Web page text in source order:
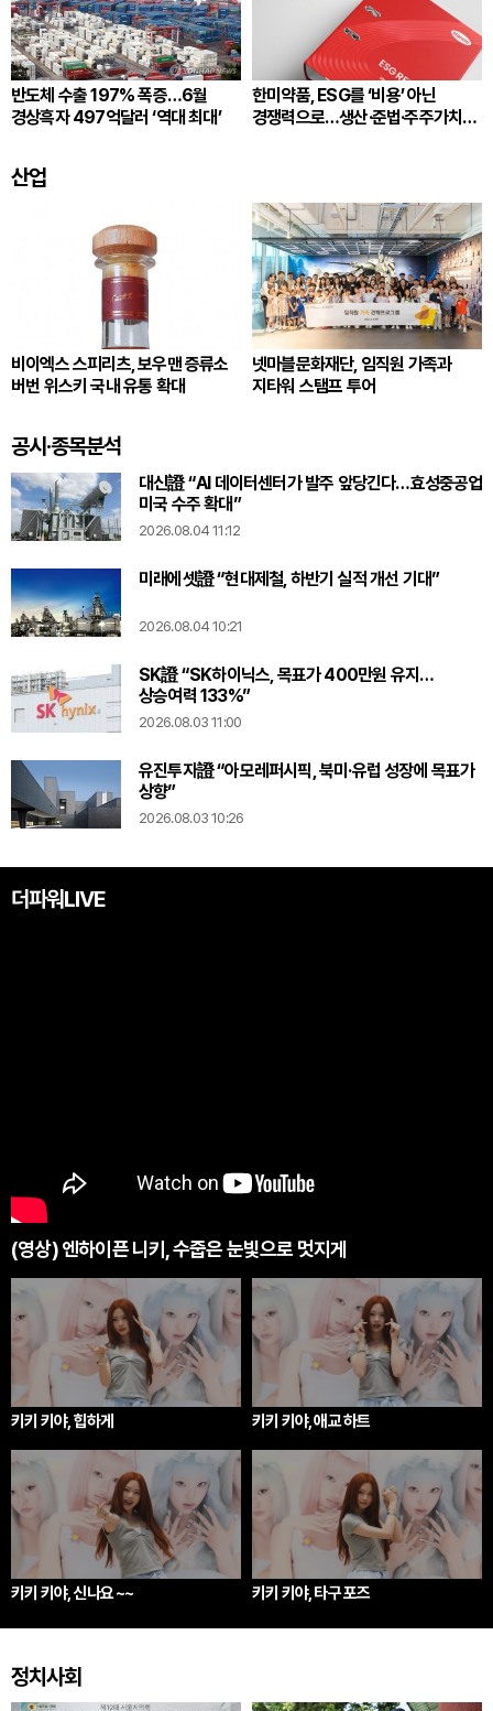
반도체 수출 197% 폭증…6월
경상흑자 497억달러 ‘역대 최대’
한미약품, ESG를 ‘비용’ 아닌
경쟁력으로…생산·준법·주주가치
산업
비이엑스 스피리츠, 보우맨 증류소
버번 위스키 국내 유통 확대
넷마블문화재단, 임직원 가족과
지타워 스탬프 투어
공시·종목분석
대신證 “AI 데이터센터가 발주 앞당긴다…효성중공업
미국 수주 확대”
2026.08.04 11:12
미래에셋證 “현대제철, 하반기 실적 개선 기대”
2026.08.04 10:21
SK證 “SK하이닉스, 목표가 400만원 유지…
상승여력 133%”
2026.08.03 11:00
유진투자證 “아모레퍼시픽, 북미·유럽 성장에 목표가
상향”
2026.08.03 10:26
더파워LIVE
(영상) 엔하이픈 니키, 수줍은 눈빛으로 멋지게
키키 키야, 힙하게 키키 키야, 애교 하트
키키 키야, 신나요 ~~ 키키 키야, 타구 포즈
정치사회